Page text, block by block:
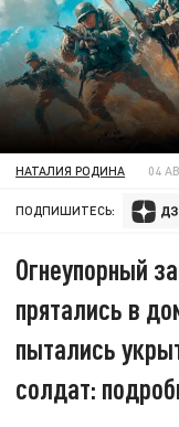
НАТАЛИЯ РОДИНА 04
ПОДПИШИТЕСЬ:
Огнеупорный
прятались в
пытались
солдат: